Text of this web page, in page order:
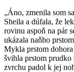
„Áno, zmenila som
Sheila a dúfala, že
rovinu aspoň na pár
ukázala naňho
Mykla prstom
švihla prstom prudko
zvrchu padol k jej